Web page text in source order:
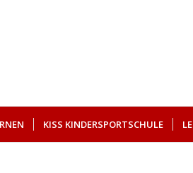
KISS KINDERSPORTSCHULE